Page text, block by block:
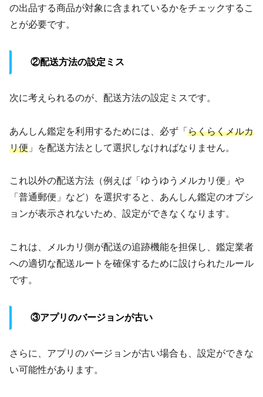
の出品する商品が対象に含まれているかをチェックするこ
とが必要です。
②配送方法の設定ミス
次に考えられるのが、配送方法の設定ミスです。
あんしん鑑定を利用するためには、必ず「 らくらくメルカ
リ便 」を配送方法として選択しなければなりません。
これ以外の配送方法（例えば「ゆうゆうメルカリ便」や
「普通郵便」など）を選択すると、あんしん鑑定のオプシ
ョンが表示されないため、設定ができなくなります。
これは、メルカリ側が配送の追跡機能を担保し、鑑定業者
への適切な配送ルートを確保するために設けられたルール
です。
③アプリのバージョンが古い
さらに、アプリのバージョンが古い場合も、設定ができな
い可能性があります。